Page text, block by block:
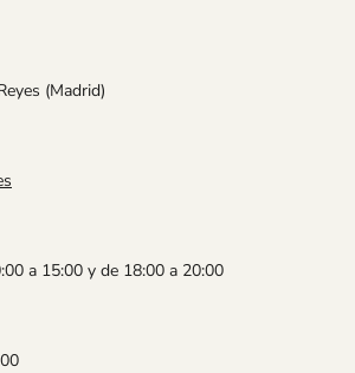
(Madrid)
a 15:00 y de 18:00 a 20:00